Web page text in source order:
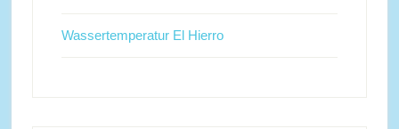
Wassertemperatur El Hierro